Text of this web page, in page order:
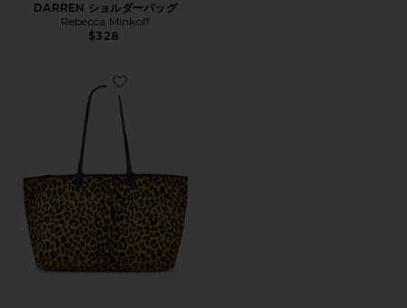
DARREN ショルダーバッグ
Rebecca Minkoff
$328
Favorite ON THE MOVE トートバッグ